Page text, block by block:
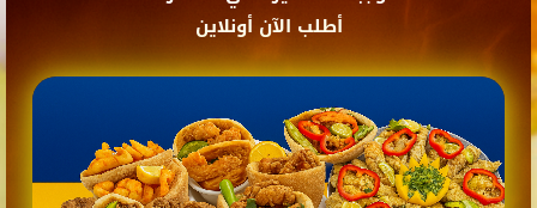
أطلب الآن أونلاين